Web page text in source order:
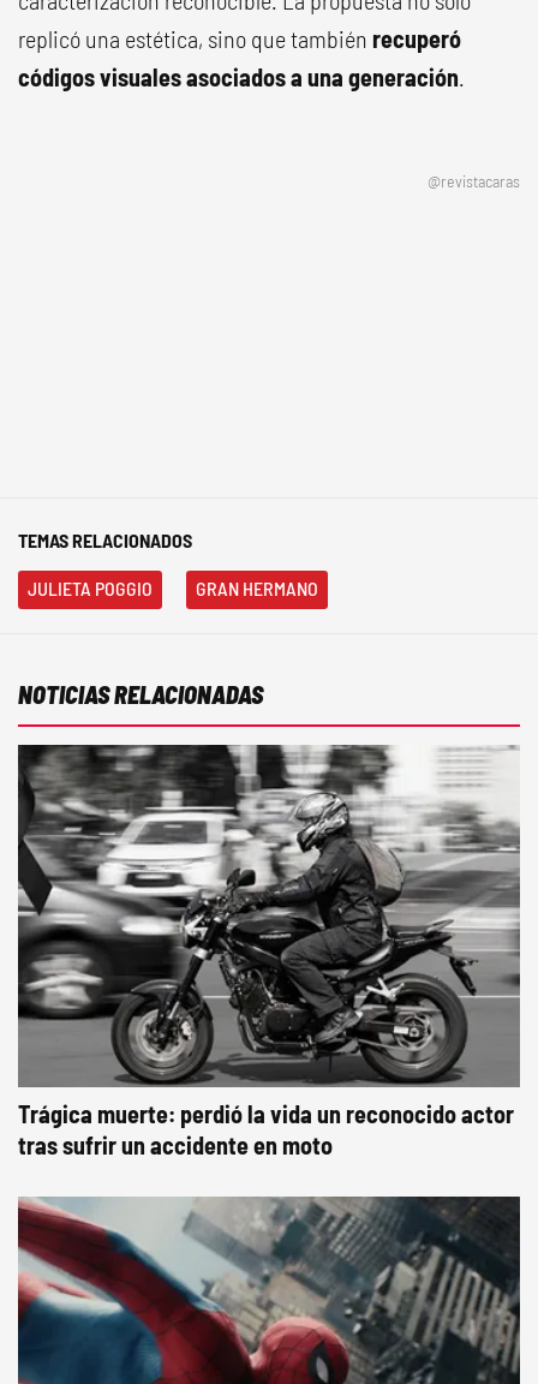
replicó una estética, sino que también recuperó
códigos visuales asociados a una generación.
@revistacaras
TEMAS RELACIONADOS
JULIETA POGGIO GRAN HERMANO
NOTICIAS RELACIONADAS
Trágica muerte: perdió la vida un reconocido actor
tras sufrir un accidente en moto